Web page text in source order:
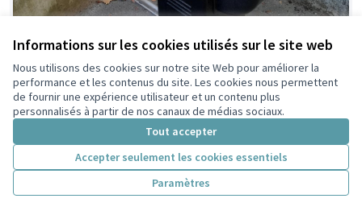
Informations sur les cookies utilisés sur le site web
Nous utilisons des cookies sur notre site Web pour améliorer la
performance et les contenus du site. Les cookies nous permettent
de fournir une expérience utilisateur et un contenu plus
personnalisés à partir de nos canaux de médias sociaux.
Tout accepter
Accepter seulement les cookies essentiels
Paramètres
756 - Installation de bornes anti-moustiques